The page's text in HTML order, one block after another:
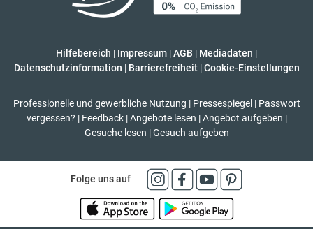
Hilfebereich | Impressum |AGB | Mediadaten |
Datenschutzinformation | Barrierefreiheit | Cookie-Einstellungen
Professionelle und gewerbliche Nutzung | Pressespiegel | Passwort
vergessen? | Feedback | Angebote lesen | Angebot aufgeben |
Gesuche lesen | Gesuch aufgeben
Folge uns auf